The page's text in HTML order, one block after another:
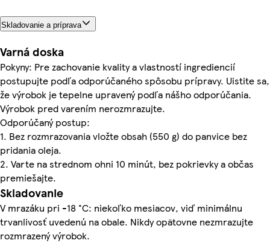
Skladovanie a príprava
Varná doska
Pokyny: Pre zachovanie kvality a vlastností ingrediencií
postupujte podľa odporúčaného spôsobu prípravy. Uistite sa,
že výrobok je tepelne upravený podľa nášho odporúčania.
Výrobok pred varením nerozmrazujte.
Odporúčaný postup:
1. Bez rozmrazovania vložte obsah (550 g) do panvice bez
pridania oleja.
2. Varte na strednom ohni 10 minút, bez pokrievky a občas
premiešajte.
Skladovanie
V mrazáku pri -18 °C: niekoľko mesiacov, viď minimálnu
trvanlivosť uvedenú na obale. Nikdy opätovne nezmrazujte
rozmrazený výrobok.